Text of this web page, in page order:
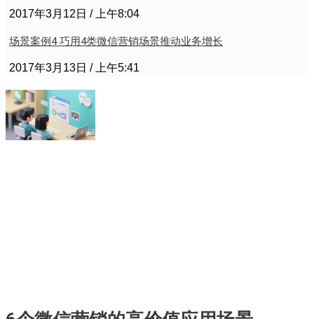
2017年3月12日 上午8:04
场景案例4 巧用4类微信营销场景推动业务增长
2017年3月13日 上午5:41